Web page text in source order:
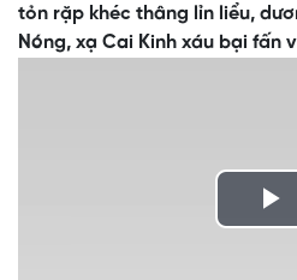
tỏn rặp khéc thâng lỉn liểu,
Nóng, xạ Cai Kinh xáu bại fấn